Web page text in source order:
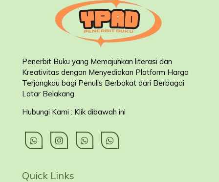
Penerbit Buku yang Memajuhkan literasi dan
Kreativitas dengan Menyediakan Platform Harga
Terjangkau bagi Penulis Berbakat dari Berbagai
Latar Belakang
Hubungi Kami : Klik dibawah ini
Quick Links